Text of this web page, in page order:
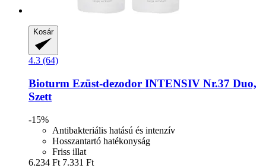
Kosár
4.3 (64)
Bioturm Ezüst-​dezodor INTENSIV Nr.37 Duo,
Szett
-15%
Antibakteriális hatású és intenzív
Hosszantartó hatékonyság
Friss illat
6.234 Ft 7.331 Ft